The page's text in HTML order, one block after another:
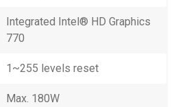
Integrated Intel® HD Graphics
770
1~255 levels reset
Max. 180W